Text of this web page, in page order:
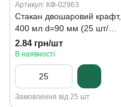
Артикул: КФ-02963
Стакан двошаровий крафт,
400 мл d=90 мм (25 шт/
рукав)
2.84 грн/шт
В наявності
Замовлення від 25 шт